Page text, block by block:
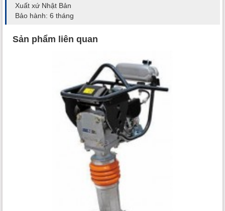
Xuất xứ Nhật Bản
Bảo hành: 6 tháng
Sản phẩm liên quan